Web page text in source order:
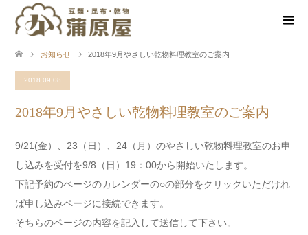
お知らせ 2018年9月やさしい乾物料理教室のご案内
2018.09.08
2018年9月やさしい乾物料理教室のご案内
9/21(金）、23（日）、24（月）のやさしい乾物料理教室のお申
し込みを受付を9/8（日）19：00から開始いたします。
下記予約のページのカレンダーの○の部分をクリックいただけれ
ば申し込みページに接続できます。
そちらのページの内容を記入して送信して下さい。